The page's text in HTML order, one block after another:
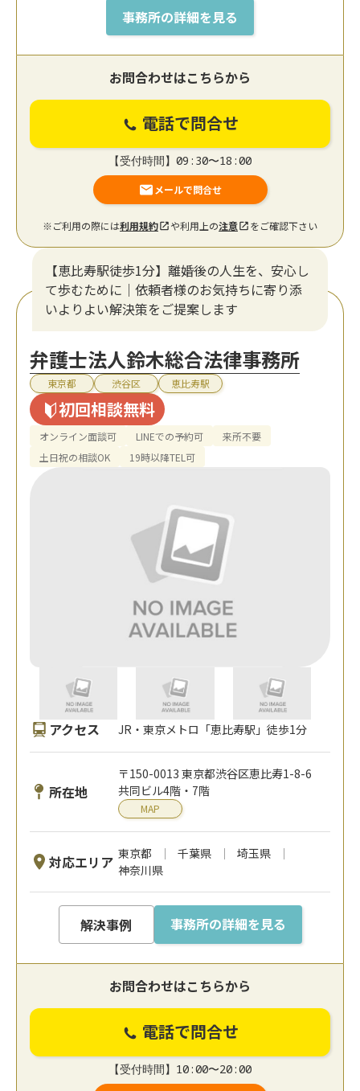
事務所の詳細を見る
お問合わせはこちらから
電話で問合せ
【受付時間】09:30〜18:00
メールで問合せ
※ご利用の際には利用規約 や利用上の注意 をご確認下さい
【恵比寿駅徒歩1分】離婚後の人生を、安心し
て歩むために｜依頼者様のお気持ちに寄り添
いよりよい解決策をご提案します
弁護士法人鈴木総合法律事務所
東京都 渋谷区 恵比寿駅
初回相談無料
オンライン面談可 LINEでの予約可
来所不要
土日祝の相談OK
19時以降TEL可
アクセス JR・東京メトロ「恵比寿駅」徒歩1分
所在地
〒150-0013 東京都渋谷区恵比寿1-8-6
共同ビル4階・7階
MAP
対応エリア 東京都 千葉県
埼玉県
神奈川県
解決事例 事務所の詳細を見る
お問合わせはこちらから
電話で問合せ
【受付時間】10:00〜20:00